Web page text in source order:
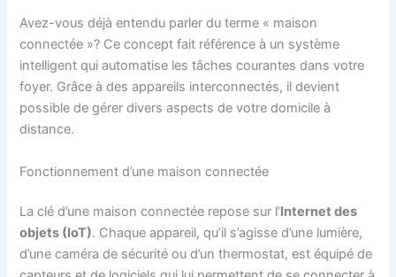
Avez-vous déjà entendu parler du terme « maison
connectée »? Ce concept fait référence à un système
intelligent qui automatise les tâches courantes dans votre
foyer. Grâce à des appareils interconnectés, il devient
possible de gérer divers aspects de votre domicile à
distance.
Fonctionnement d’une maison connectée
La clé d’une maison connectée repose sur l’Internet des
objets (IoT). Chaque appareil, qu’il s’agisse d’une lumière,
d’une caméra de sécurité ou d’un thermostat, est équipé de